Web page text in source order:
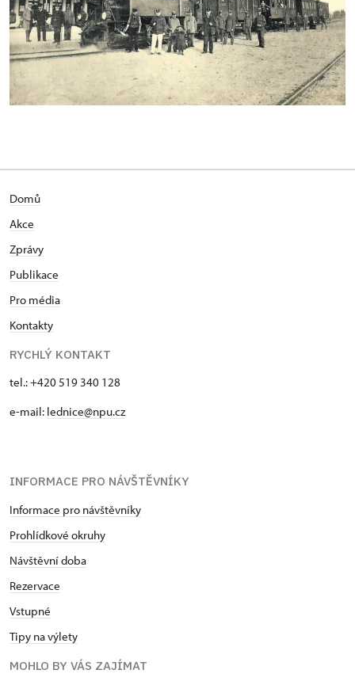
Domů
Akce
Zprávy
Publikace
Pro média
Kontakty
RYCHLÝ KONTAKT
tel.: +420 519 340 128
e-mail: lednice@npu.cz
INFORMACE PRO NÁVŠTĚVNÍKY
Informace pro návštěvníky
Prohlídkové okruhy
Návštěvní doba
Rezervace
Vstupné
Tipy na výlety
MOHLO BY VÁS ZAJÍMAT